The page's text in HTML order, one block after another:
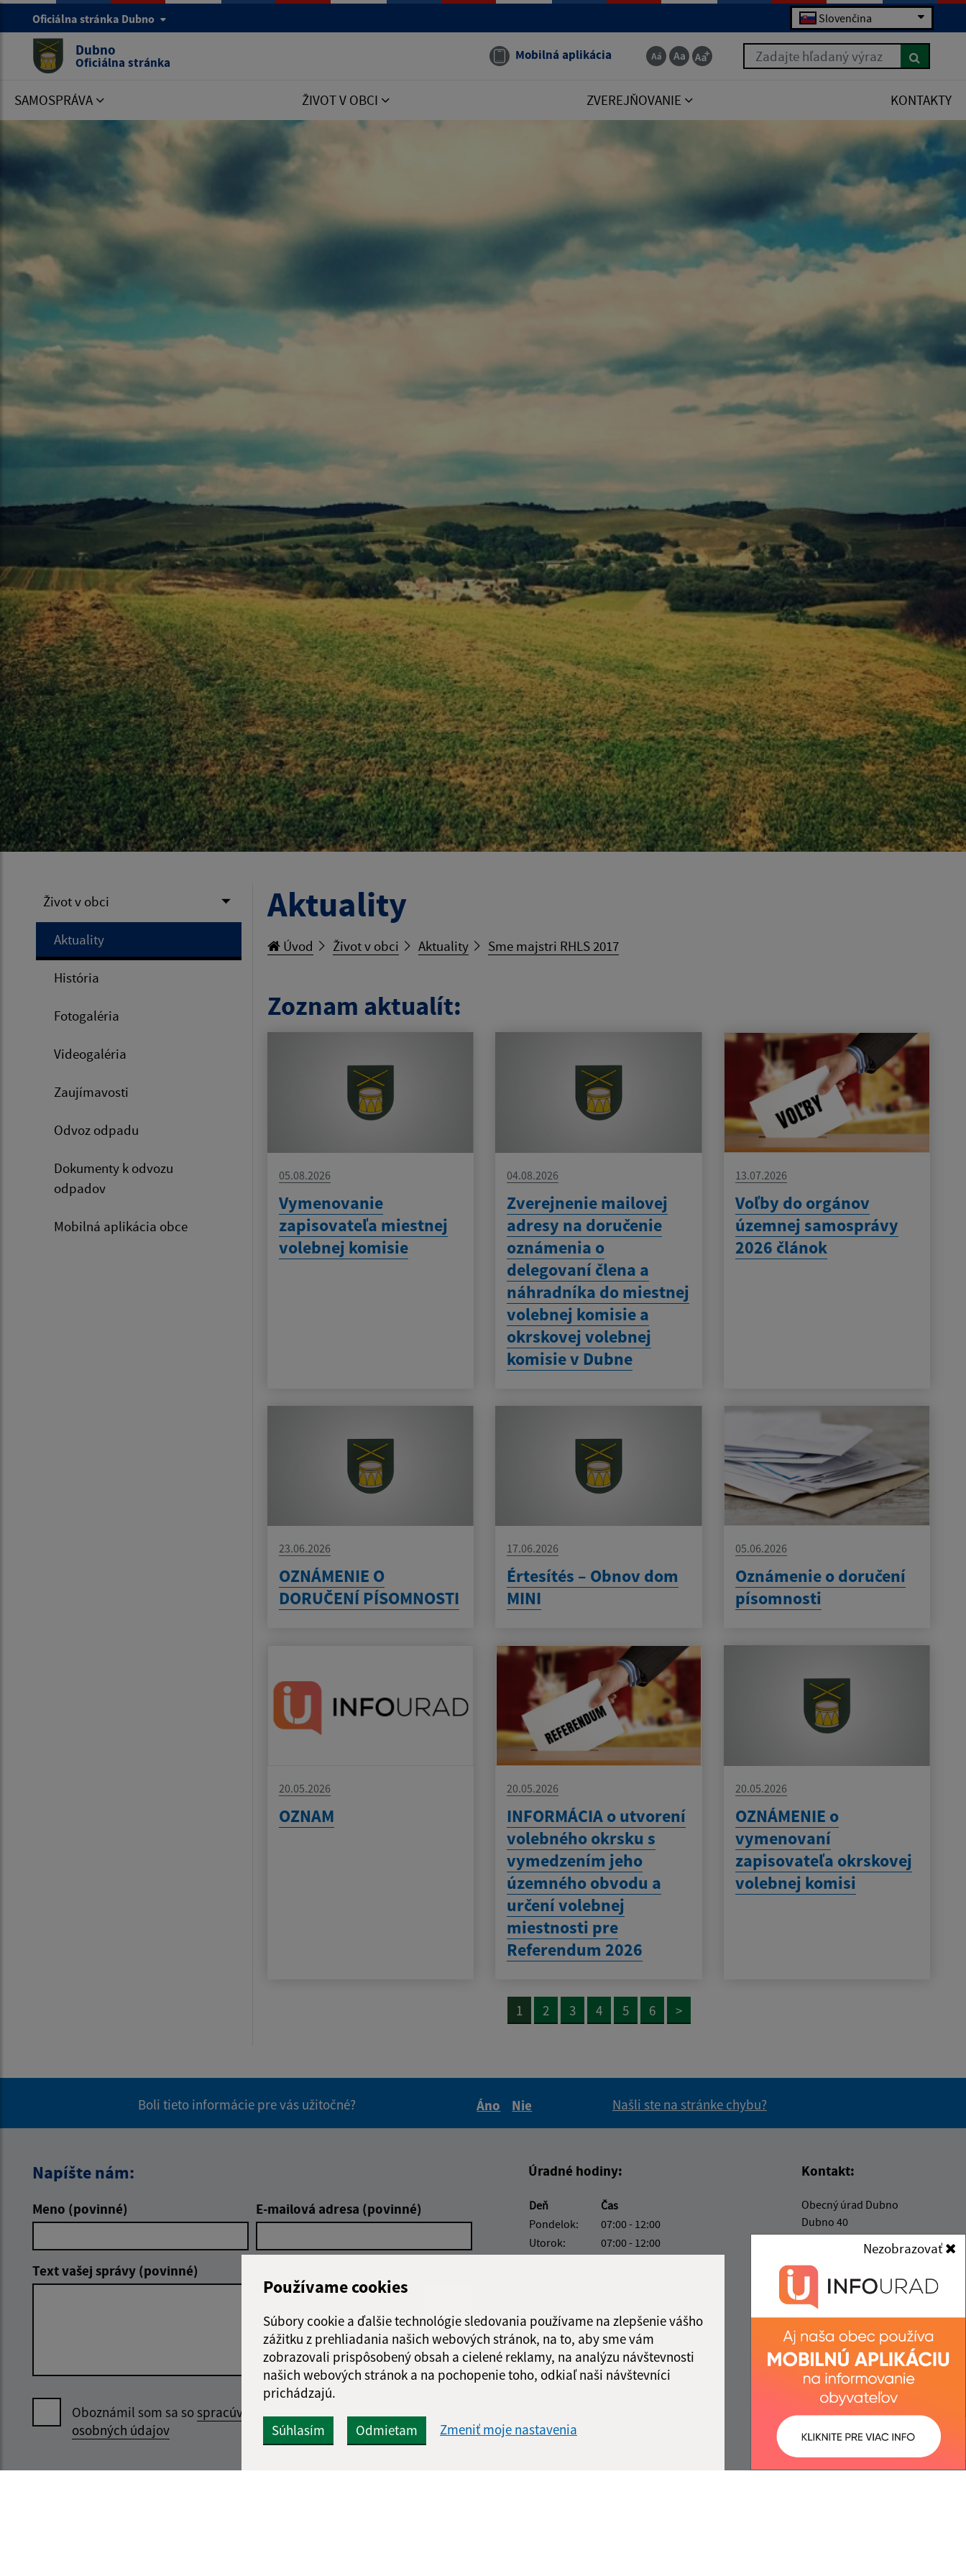
Používame cookies
Súbory cookie a ďalšie technológie sledovania používame na zlepšenie vášho
zážitku z prehliadania našich webových stránok, na to, aby sme vám
zobrazovali prispôsobený obsah a cielené reklamy, na analýzu návštevnosti
našich webových stránok a na pochopenie toho, odkiaľ naši návštevníci
prichádzajú.
Súhlasím Odmietam Zmeniť moje nastavenia
Nezobrazovať
Oficiálna stránka Dubno Slovenčina
Dubno
Oficiálna stránka Mobilná aplikácia Zadajte hľadaný výraz
SAMOSPRÁVA ŽIVOT V OBCI ZVEREJŇOVANIE KONTAKTY
Život v obci
Aktuality
História
Fotogaléria
Videogaléria
Zaujímavosti
Odvoz odpadu
Dokumenty k odvozu
odpadov
Mobilná aplikácia obce
Aktuality
Úvod Život v obci Aktuality Sme majstri RHLS 2017
Zoznam aktualít:
05.08.2026
Vymenovanie
zapisovateľa miestnej
volebnej komisie
04.08.2026
Zverejnenie mailovej
adresy na doručenie
oznámenia o
delegovaní člena a
náhradníka do miestnej
volebnej komisie a
okrskovej volebnej
komisie v Dubne
13.07.2026
Voľby do orgánov
územnej samosprávy
2026 článok
23.06.2026
OZNÁMENIE O
DORUČENÍ PÍSOMNOSTI
17.06.2026
Értesítés – Obnov dom
MINI
05.06.2026
Oznámenie o doručení
písomnosti
20.05.2026
OZNAM
20.05.2026
INFORMÁCIA o utvorení
volebného okrsku s
vymedzením jeho
územného obvodu a
určení volebnej
miestnosti pre
Referendum 2026
20.05.2026
OZNÁMENIE o
vymenovaní
zapisovateľa okrskovej
volebnej komisi
1 2 3 4 5 6 >
Boli tieto informácie pre vás užitočné?
Áno
Nie
Našli ste na stránke chybu?
Napíšte nám:
Meno (povinné) E-mailová adresa (povinné)
Text vašej správy (povinné)
Oboznámil som sa sospracúvaním
osobných údajov
Úradné hodiny:
Deň
Čas
Pondelok:
07:00 - 12:00
Utorok:
07:00 - 12:00
Kontakt:
Obecný úrad Dubno
Dubno 40
980 35 Gemerský Jablonec
obecdubno@gmail.com
+421 47 568 42 38
IČO: 00649546